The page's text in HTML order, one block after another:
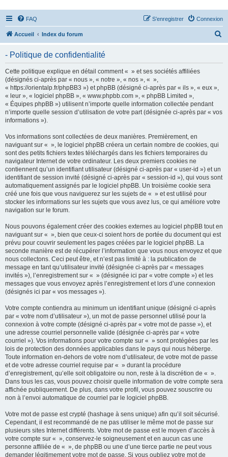
FAQ Connexion
S’enregistrer
Accueil Index du forum
- Politique de confidentialité
Cette politique explique en détail comment « » et ses sociétés affiliées
(désignés ci-après par « nous », « notre », « nos », « »,
« https://orientalp.fr/phpBB3 ») et phpBB (désigné ci-après par « ils », « eux »,
« leur », « logiciel phpBB », « www.phpbb.com », « phpBB Limited »,
« Équipes phpBB ») utilisent n’importe quelle information collectée pendant
n’importe quelle session d’utilisation de votre part (désignée ci-après par « vos
informations »).
Vos informations sont collectées de deux manières. Premièrement, en
naviguant sur « », le logiciel phpBB créera un certain nombre de cookies, qui
sont des petits fichiers textes téléchargés dans les fichiers temporaires du
navigateur Internet de votre ordinateur. Les deux premiers cookies ne
contiennent qu’un identifiant utilisateur (désigné ci-après par « user-id ») et un
identifiant de session invité (désigné ci-après par « session-id »), qui vous sont
automatiquement assignés par le logiciel phpBB. Un troisième cookie sera
créé une fois que vous naviguerez sur les sujets de « » et est utilisé pour
stocker les informations sur les sujets que vous avez lus, ce qui améliore votre
navigation sur le forum.
Nous pouvons également créer des cookies externes au logiciel phpBB tout en
naviguant sur « », bien que ceux-ci soient hors de portée du document qui est
prévu pour couvrir seulement les pages créées par le logiciel phpBB. La
seconde manière est de récupérer l’information que vous nous envoyez et que
nous collectons. Ceci peut être, et n’est pas limité à : la publication de
message en tant qu’utilisateur invité (désignée ci-après par « messages
invités »), l’enregistrement sur « » (désignée ici par « votre compte ») et les
messages que vous envoyez après l’enregistrement et lors d’une connexion
(désignés ici par « vos messages »).
Votre compte contiendra au minimum un identifiant unique (désigné ci-après
par « votre nom d’utilisateur »), un mot de passe personnel utilisé pour la
connexion à votre compte (désigné ci-après par « votre mot de passe »), et
une adresse courriel personnelle valide (désignée ci-après par « votre
courriel »). Vos informations pour votre compte sur « » sont protégées par les
lois de protection des données applicables dans le pays qui nous héberge.
Toute information en-dehors de votre nom d’utilisateur, de votre mot de passe
et de votre adresse courriel requise par « » durant la procédure
d’enregistrement, qu’elle soit obligatoire ou non, reste à la discrétion de « ».
Dans tous les cas, vous pouvez choisir quelle information de votre compte sera
affichée publiquement. De plus, dans votre profil, vous pouvez souscrire ou
non à l’envoi automatique de courriel par le logiciel phpBB.
Votre mot de passe est crypté (hashage à sens unique) afin qu’il soit sécurisé.
Cependant, il est recommandé de ne pas utiliser le même mot de passe sur
plusieurs sites Internet différents. Votre mot de passe est le moyen d’accès à
votre compte sur « », conservez-le soigneusement et en aucun cas une
personne affiliée de « », de phpBB ou une d’une tierce partie ne peut vous
demander légitimement votre mot de passe. Si vous oubliez votre mot de